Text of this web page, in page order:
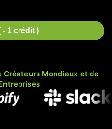
- 1 crédit )
Créateurs Mondiaux et de